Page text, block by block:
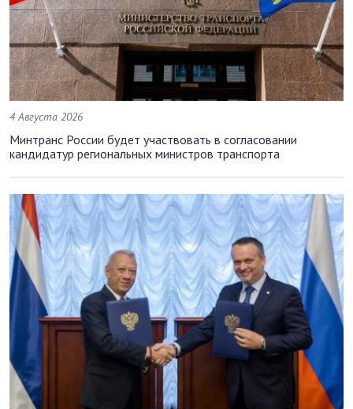
4 Августа 2026
Минтранс России будет участвовать в согласовании
кандидатур региональных министров транспорта